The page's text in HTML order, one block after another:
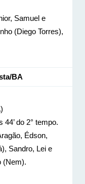
Samuel e
(Diego Torres),
BA
44’ do 2° tempo.
Édson,
Sandro, Lei e
(Nem).